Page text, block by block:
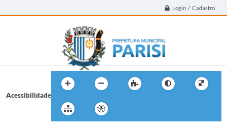
Login / Cadastro
Acessibilidade